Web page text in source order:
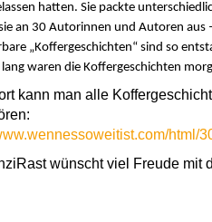
hatten. Sie packte
an 30 Autorinnen und Autoren aus
„Koffergeschichten“ sind so
lang waren die Koffergeschichten
kann man alle
html/
wünscht viel Freude mit